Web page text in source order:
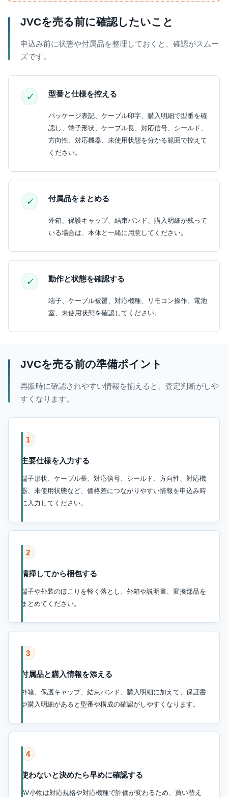
JVCを売る前に確認したいこと
申込み前に状態や付属品を整理しておくと、確認がスムー
ズです。
型番と仕様を控える
パッケージ表記、ケーブル印字、購入明細で型番を確
認し、端子形状、ケーブル長、対応信号、シールド、
方向性、対応機器、未使用状態を分かる範囲で控えて
ください。
付属品をまとめる
外箱、保護キャップ、結束バンド、購入明細が残って
いる場合は、本体と一緒に用意してください。
動作と状態を確認する
端子、ケーブル被覆、対応機種、リモコン操作、電池
室、未使用状態を確認してください。
JVCを売る前の準備ポイント
再販時に確認されやすい情報を揃えると、査定判断がしや
すくなります。
1
主要仕様を入力する
端子形状、ケーブル長、対応信号、シールド、方向性、対応機
器、未使用状態など、価格差につながりやすい情報を申込み時
に入力してください。
2
清掃してから梱包する
端子や外装のほこりを軽く落とし、外箱や説明書、変換部品を
まとめてください。
3
付属品と購入情報を添える
外箱、保護キャップ、結束バンド、購入明細に加えて、保証書
や購入明細があると型番や構成の確認がしやすくなります。
4
使わないと決めたら早めに確認する
AV小物は対応規格や対応機種で評価が変わるため、買い替え